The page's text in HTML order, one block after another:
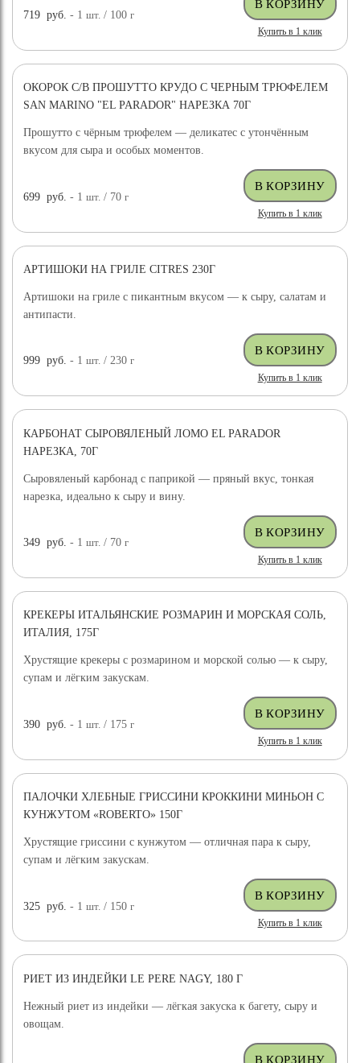
719 руб. - 1шт. / 100г
Купить в 1 клик
ОКОРОК С/В ПРОШУТТО КРУДО С ЧЕРНЫМ ТРЮФЕЛЕМ
SAN MARINO "EL PARADOR" НАРЕЗКА 70Г
Прошутто с чёрным трюфелем — деликатес с утончённым
вкусом для сыра и особых моментов.
699 руб. - 1шт. / 70г
Купить в 1 клик
АРТИШОКИ НА ГРИЛЕ CITRES 230Г
Артишоки на гриле с пикантным вкусом — к сыру, салатам и
антипасти.
999 руб. - 1шт. / 230г
Купить в 1 клик
КАРБОНАТ СЫРОВЯЛЕНЫЙ ЛОМО EL PARADOR
НАРЕЗКА, 70Г
Сыровяленый карбонад с паприкой — пряный вкус, тонкая
нарезка, идеально к сыру и вину.
349 руб. - 1шт. / 70г
Купить в 1 клик
КРЕКЕРЫ ИТАЛЬЯНСКИЕ РОЗМАРИН И МОРСКАЯ СОЛЬ,
ИТАЛИЯ, 175Г
Хрустящие крекеры с розмарином и морской солью — к сыру,
супам и лёгким закускам.
390 руб. - 1шт. / 175г
Купить в 1 клик
ПАЛОЧКИ ХЛЕБНЫЕ ГРИССИНИ КРОККИНИ МИНЬОН С
КУНЖУТОМ «ROBERTO» 150Г
Хрустящие гриссини с кунжутом — отличная пара к сыру,
супам и лёгким закускам.
325 руб. - 1шт. / 150г
Купить в 1 клик
РИЕТ ИЗ ИНДЕЙКИ LE PERE NAGY, 180 Г
Нежный риет из индейки — лёгкая закуска к багету, сыру и
овощам.